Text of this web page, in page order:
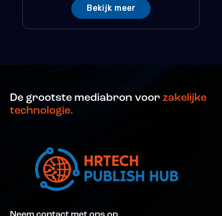
Bekijk meer
De grootste mediabron voor zakelijke
technologie.